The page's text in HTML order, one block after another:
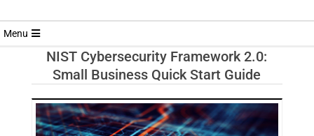
RIVISTA
TRENDS
Menu
NIST Cybersecurity Framework 2.0:
Small Business Quick Start Guide